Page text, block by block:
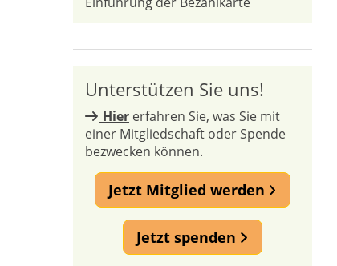
Unterstützen Sie uns!
Hier erfahren Sie, was Sie mit
einer Mitgliedschaft oder Spende
bezwecken können.
Jetzt Mitglied werden
Jetzt spenden